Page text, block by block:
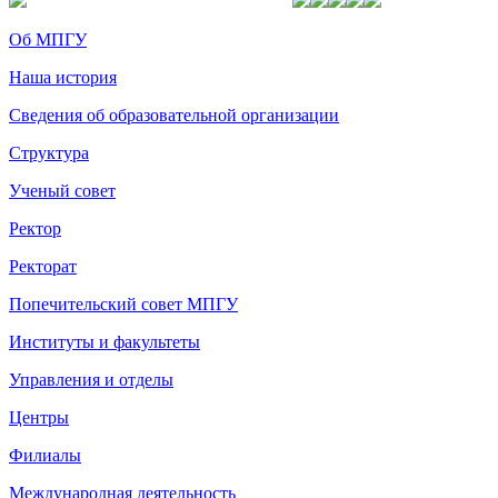
Об МПГУ
Наша история
Сведения об образовательной организации
Структура
Ученый совет
Ректор
Ректорат
Попечительский совет МПГУ
Институты и факультеты
Управления и отделы
Центры
Филиалы
Международная деятельность